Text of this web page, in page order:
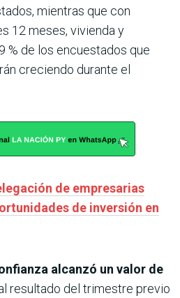
mientras que con
12 meses, vivienda y
% de los encuestados que
creciendo durante el
de empresarias
de inversión en
alcanzó un valor de
resultado del trimestre previo